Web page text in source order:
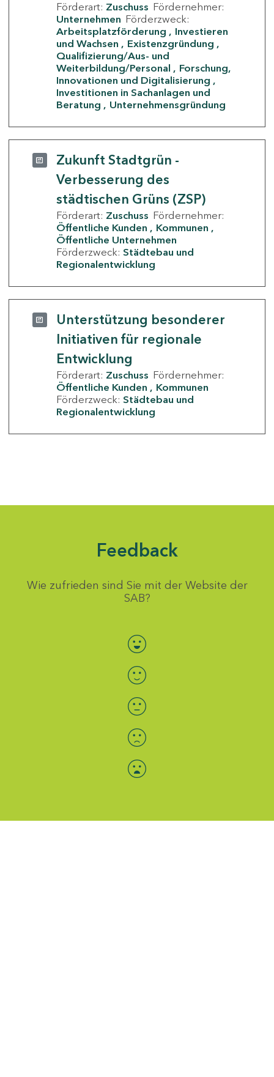
Förderart: Zuschuss Fördernehmer:
Unternehmen Förderzweck:
Arbeitsplatzförderung
Investieren
und Wachsen
Existenzgründung
Qualifizierung/Aus- und
Weiterbildung/Personal
Forschung,
Innovationen und Digitalisierung
Investitionen in Sachanlagen und
Beratung
Unternehmensgründung
Zukunft Stadtgrün -
Verbesserung des
städtischen Grüns (ZSP)
Förderart: Zuschuss Fördernehmer:
Öffentliche Kunden
Kommunen
Öffentliche Unternehmen
Förderzweck: Städtebau und
Regionalentwicklung
Unterstützung besonderer
Initiativen für regionale
Entwicklung
Förderart: Zuschuss Fördernehmer:
Öffentliche Kunden
Kommunen
Förderzweck: Städtebau und
Regionalentwicklung
Feedback
Wie zufrieden sind Sie mit der Website der
SAB?
Bewertung auswählen